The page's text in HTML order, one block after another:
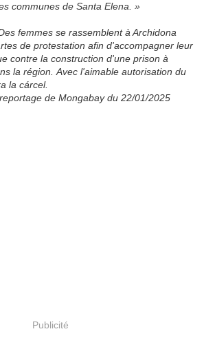
communes de Santa Elena. »
femmes se rassemblent à Archidona
de protestation afin d'accompagner leur
contre la construction d'une prison à
la région. Avec l'aimable autorisation du
la cárcel.
de Mongabay du 22/01/2025
Publicité